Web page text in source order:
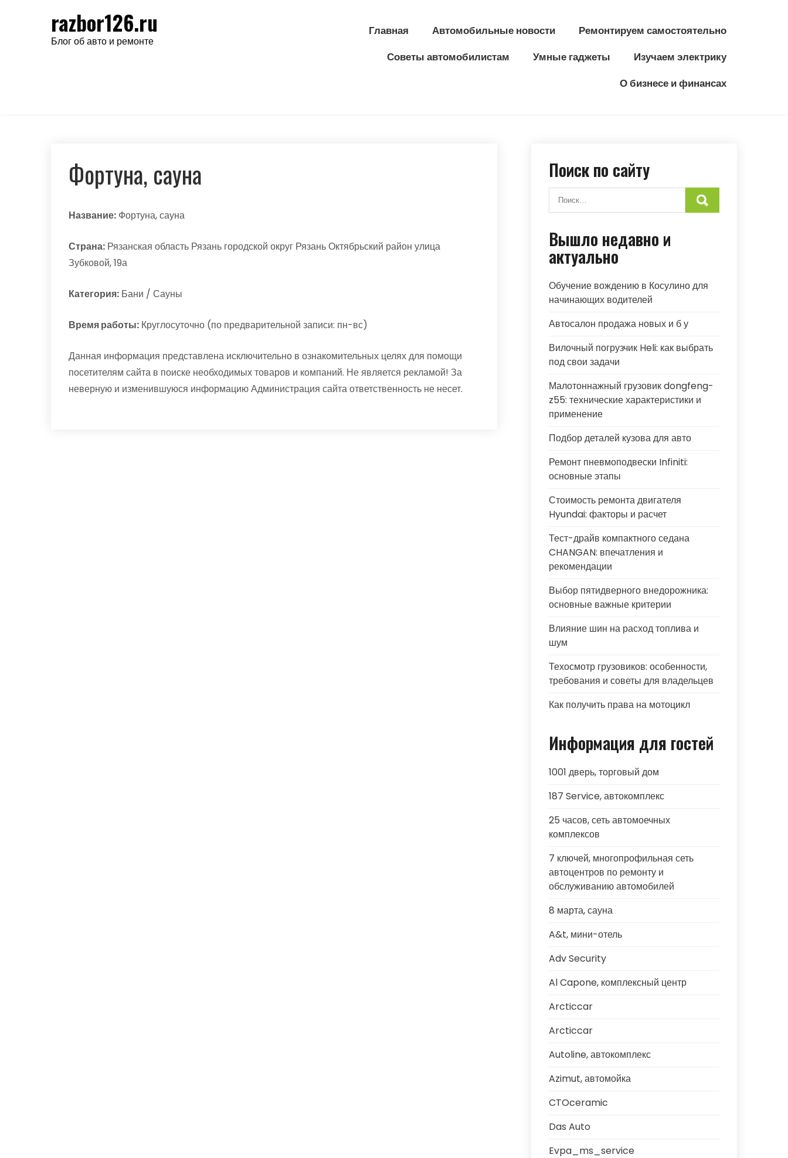
содержимому
razbor126.ru
Блог об авто и ремонте
Главная Автомобильные новости
Ремонтируем самостоятельно
Советы автомобилистам
Умные гаджеты
Изучаем электрику
О бизнесе и финансах
Фортуна, сауна
Название: Фортуна, сауна
Страна: Рязанская область Рязань городской округ Рязань Октябрьский район улица
Зубковой, 19а
Категория: Бани / Сауны
Время работы: Круглосуточно (по предварительной записи: пн-вс)
Данная информация представлена исключительно в ознакомительных целях для помощи
посетителям сайта в поиске необходимых товаров и компаний. Не является рекламой! За
неверную и изменившуюся информацию Администрация сайта ответственность не несет.
Поиск по сайту
Вышло недавно и
актуально
Обучение вождению в Косулино для
начинающих водителей
Автосалон продажа новых и б у
Вилочный погрузчик Heli: как выбрать
под свои задачи
Малотоннажный грузовик dongfeng-
z55: технические характеристики и
применение
Подбор деталей кузова для авто
Ремонт пневмоподвески Infiniti:
основные этапы
Стоимость ремонта двигателя
Hyundai: факторы и расчет
Тест-драйв компактного седана
CHANGAN: впечатления и
рекомендации
Выбор пятидверного внедорожника:
основные важные критерии
Влияние шин на расход топлива и
шум
Техосмотр грузовиков: особенности,
требования и советы для владельцев
Как получить права на мотоцикл
Информация для гостей
1001 дверь, торговый дом
187 Service, автокомплекс
25 часов, сеть автомоечных
комплексов
7 ключей, многопрофильная сеть
автоцентров по ремонту и
обслуживанию автомобилей
8 марта, сауна
A&t, мини-отель
Adv Security
Al Capone, комплексный центр
Arcticcar
Arcticcar
Autoline, автокомплекс
Azimut, автомойка
CTOceramic
Das Auto
Evpa_ms_service